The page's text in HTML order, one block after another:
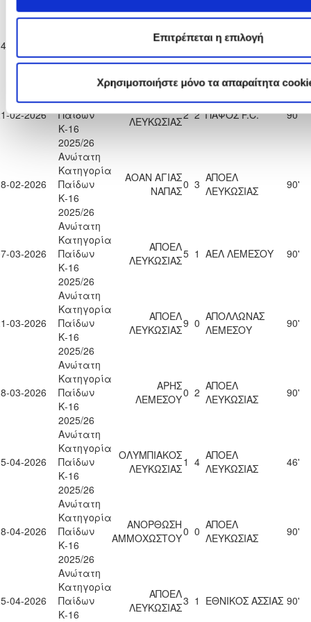
Επιτρέπεται η επιλογή
Χρησιμοποιήστε μόνο τα απαραίτητα
02-2026
Ανώτατη
Κ-16
ΑΠΟΕΛ5 0 ΑΕΚ ΛΑΡΝΑΚΑΣ
02-2026
Ανώτατη
Κατηγορία
Παίδων
Κ-16
2025/26
ΑΠΟΕΛ
ΛΕΥΚΩΣΙΑΣ2 2 ΠΑΦΟΣ F.C. 90'
02-2026
Ανώτατη
Κατηγορία
Παίδων
Κ-16
2025/26
ΑΟΑΝ ΑΓΙΑΣ
ΝΑΠΑΣ0 3 ΑΠΟΕΛ
ΛΕΥΚΩΣΙΑΣ
90'
03-2026
Ανώτατη
Κατηγορία
Παίδων
Κ-16
2025/26
ΑΠΟΕΛ
ΛΕΥΚΩΣΙΑΣ5 1 ΑΕΛ ΛΕΜΕΣΟΥ 90'
03-2026
Ανώτατη
Κατηγορία
Παίδων
Κ-16
2025/26
ΑΠΟΕΛ
ΛΕΥΚΩΣΙΑΣ9 0 ΑΠΟΛΛΩΝΑΣ
ΛΕΜΕΣΟΥ
90'
03-2026
Ανώτατη
Κατηγορία
Παίδων
Κ-16
2025/26
ΑΡΗΣ
ΛΕΜΕΣΟΥ0 2 ΑΠΟΕΛ
ΛΕΥΚΩΣΙΑΣ
90'
04-2026
Ανώτατη
Κατηγορία
Παίδων
Κ-16
2025/26
ΟΛΥΜΠΙΑΚΟΣ
ΛΕΥΚΩΣΙΑΣ1 4 ΑΠΟΕΛ
ΛΕΥΚΩΣΙΑΣ
46'
04-2026
Ανώτατη
Κατηγορία
Παίδων
Κ-16
2025/26
ΑΝΟΡΘΩΣΗ
ΑΜΜΟΧΩΣΤΟΥ0 0 ΑΠΟΕΛ
ΛΕΥΚΩΣΙΑΣ
90'
04-2026
Ανώτατη
Κατηγορία
Παίδων
Κ-16
ΑΠΟΕΛ
ΛΕΥΚΩΣΙΑΣ3 1 ΕΘΝΙΚΟΣ ΑΣΣΙΑΣ 90'